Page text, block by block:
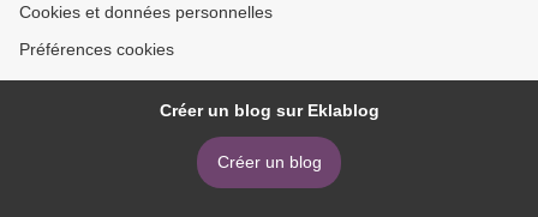
Cookies et données personnelles
Préférences cookies
Créer un blog sur Eklablog
Créer un blog